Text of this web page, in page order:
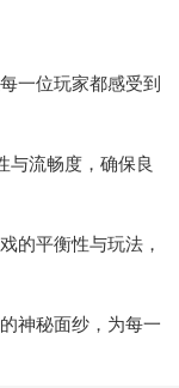
一位玩家都感受到
与流畅度，确保良
的平衡性与玩法，
神秘面纱，为每一